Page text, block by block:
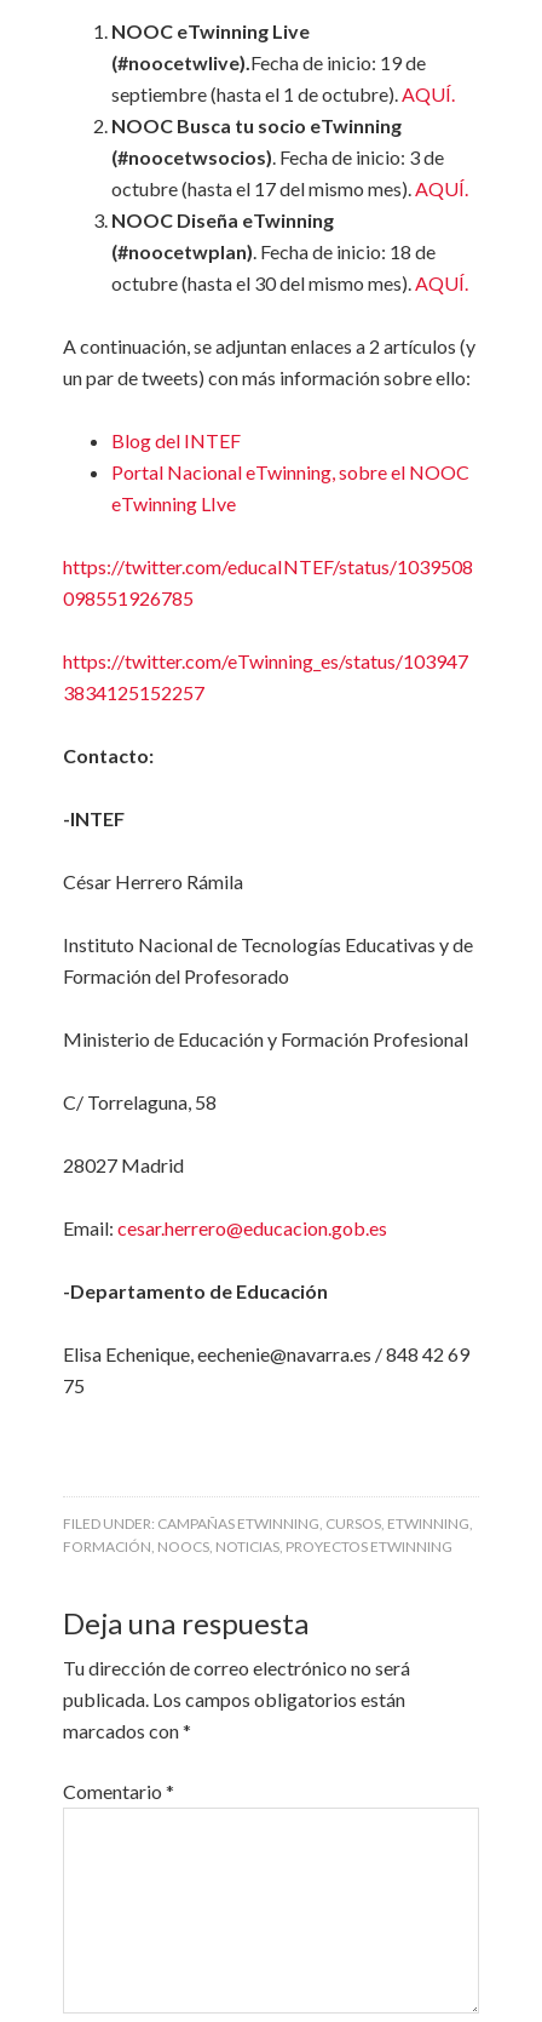
NOOC eTwinning Live
(#noocetwlive).Fecha de inicio: 19 de
septiembre (hasta el 1 de octubre).AQUÍ.
NOOC Busca tu socio eTwinning
(#noocetwsocios). Fecha de inicio: 3 de
octubre (hasta el 17 del mismo mes).AQUÍ.
NOOC Diseña eTwinning
(#noocetwplan). Fecha de inicio: 18 de
octubre (hasta el 30 del mismo mes).AQUÍ.
A continuación, se adjuntan enlaces a 2 artículos (y
un par de tweets) con más información sobre ello:
Blog del INTEF
Portal Nacional eTwinning, sobre el NOOC
eTwinning LIve
https://twitter.com/educaINTEF/status/1039508
098551926785
https://twitter.com/eTwinning_es/status/103947
3834125152257
Contacto:
-INTEF
César Herrero Rámila
Instituto Nacional de Tecnologías Educativas y de
Formación del Profesorado
Ministerio de Educación y Formación Profesional
C/ Torrelaguna, 58
28027 Madrid
Email:cesar.herrero@educacion.gob.es
-Departamento de Educación
Elisa Echenique, eechenie@navarra.es / 848 42 69
75
FILED UNDER: CAMPAÑAS ETWINNING, CURSOS, ETWINNING,
FORMACIÓN, NOOCS, NOTICIAS, PROYECTOS ETWINNING
Deja una respuesta
Tu dirección de correo electrónico no será
publicada. Los campos obligatorios están
marcados con*
Comentario*